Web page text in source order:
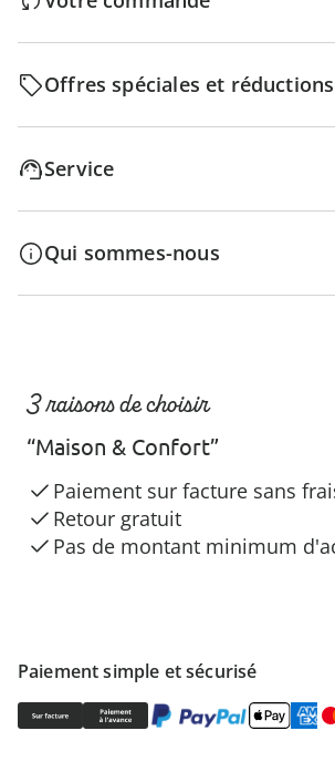
Offres spéciales et réductions
Service
Qui sommes-nous
Paiement simple et sécurisé
3 raisons de choisir
“Maison & Confort”
Paiement sur facture sans
Retour gratuit
Pas de montant minimum